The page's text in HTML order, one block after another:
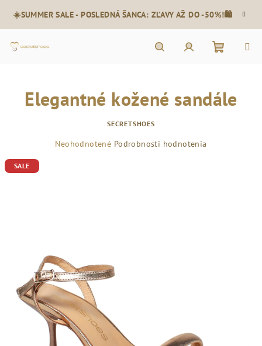
obsah
☀️SUMMER SALE - POSLEDNÁ ŠANCA: ZĽAVY AŽ DO -50%!🛍️
košík
Elegantné kožené sandále
SECRETSHOES
Priemerné
Neohodnotené Podrobnosti hodnotenia
SALE